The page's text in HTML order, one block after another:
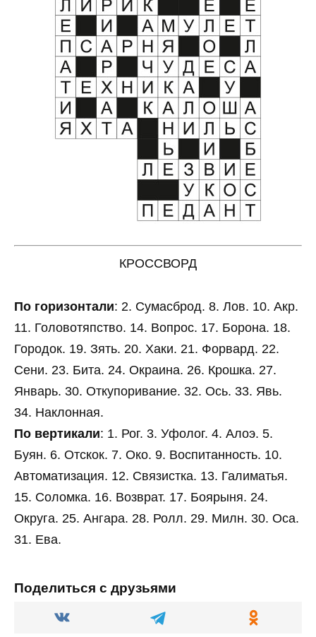
КРОССВОРД
По горизонтали: 2. Сумасброд. 8. Лов. 10. Акр.
11. Головотяпство. 14. Вопрос. 17. Борона. 18.
Городок. 19. Зять. 20. Хаки. 21. Форвард. 22.
Сени. 23. Бита. 24. Окраина. 26. Крошка. 27.
Январь. 30. Откупоривание. 32. Ось. 33. Явь.
34. Наклонная.
По вертикали: 1. Рог. 3. Уфолог. 4. Алоэ. 5.
Буян. 6. Отскок. 7. Око. 9. Воспитанность. 10.
Автоматизация. 12. Связистка. 13. Галиматья.
15. Соломка. 16. Возврат. 17. Боярыня. 24.
Округа. 25. Ангара. 28. Ролл. 29. Милн. 30. Оса.
31. Ева.
Поделиться с друзьями